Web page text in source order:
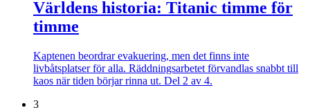
Världens historia: Titanic timme för
timme
Kaptenen beordrar evakuering, men det finns inte
livbåtsplatser för alla. Räddningsarbetet förvandlas snabbt till
kaos när tiden börjar rinna ut. Del 2 av 4.
3